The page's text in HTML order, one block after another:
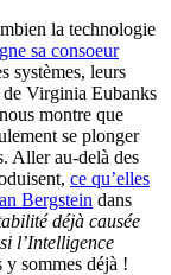
la technologie
sa consoeur
systèmes, leurs
de Virginia Eubanks
montre que
se plonger
Aller au-delà des
ce qu’elles
Bergstein dans
déjà causée
l’Intelligence
y sommes déjà !